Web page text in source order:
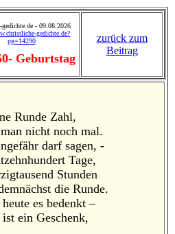
gedichte.de - 09.08.2026
gedichte.de?
pg=14290
Geburtstag
zurück zum
Beitrag
Runde Zahl,
nicht noch mal.
darf sagen, -
Tage,
Stunden
die Runde.
es bedenkt –
ein Geschenk,